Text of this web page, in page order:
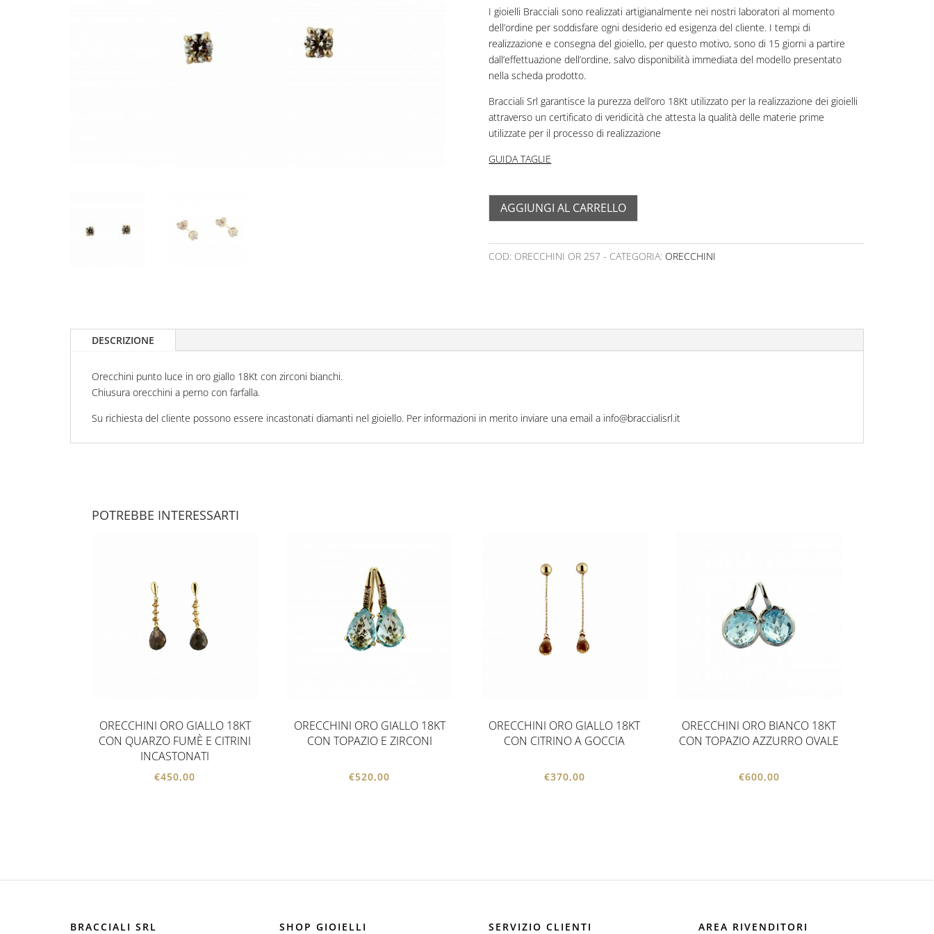
I gioielli Bracciali sono realizzati artigianalmente nei nostri laboratori al momento
dell’ordine per soddisfare ogni desiderio ed esigenza del cliente. I tempi di
realizzazione e consegna del gioiello, per questo motivo, sono di 15 giorni a partire
dall’effettuazione dell’ordine, salvo disponibilità immediata del modello presentato
nella scheda prodotto.
Bracciali Srl garantisce la purezza dell’oro 18Kt utilizzato per la realizzazione dei gioielli
attraverso un certificato di veridicità che attesta la qualità delle materie prime
utilizzate per il processo di realizzazione
GUIDA TAGLIE
AGGIUNGI AL CARRELLO
COD: ORECCHINI OR 257 CATEGORIA:ORECCHINI
DESCRIZIONE
Orecchini punto luce in oro giallo 18Kt con zirconi bianchi.
Chiusura orecchini a perno con farfalla.
Su richiesta del cliente possono essere incastonati diamanti nel gioiello. Per informazioni in merito inviare una email a info@braccialisrl.it
POTREBBE INTERESSARTI
ORECCHINI ORO GIALLO 18KT
CON QUARZO FUMÈ E CITRINI
INCASTONATI
€450,00
ORECCHINI ORO GIALLO 18KT
CON TOPAZIO E ZIRCONI
€520,00
ORECCHINI ORO GIALLO 18KT
CON CITRINO A GOCCIA
€370,00
ORECCHINI ORO BIANCO 18KT
CON TOPAZIO AZZURRO OVALE
€600,00
BRACCIALI SRL SHOP GIOIELLI SERVIZIO CLIENTI AREA RIVENDITORI